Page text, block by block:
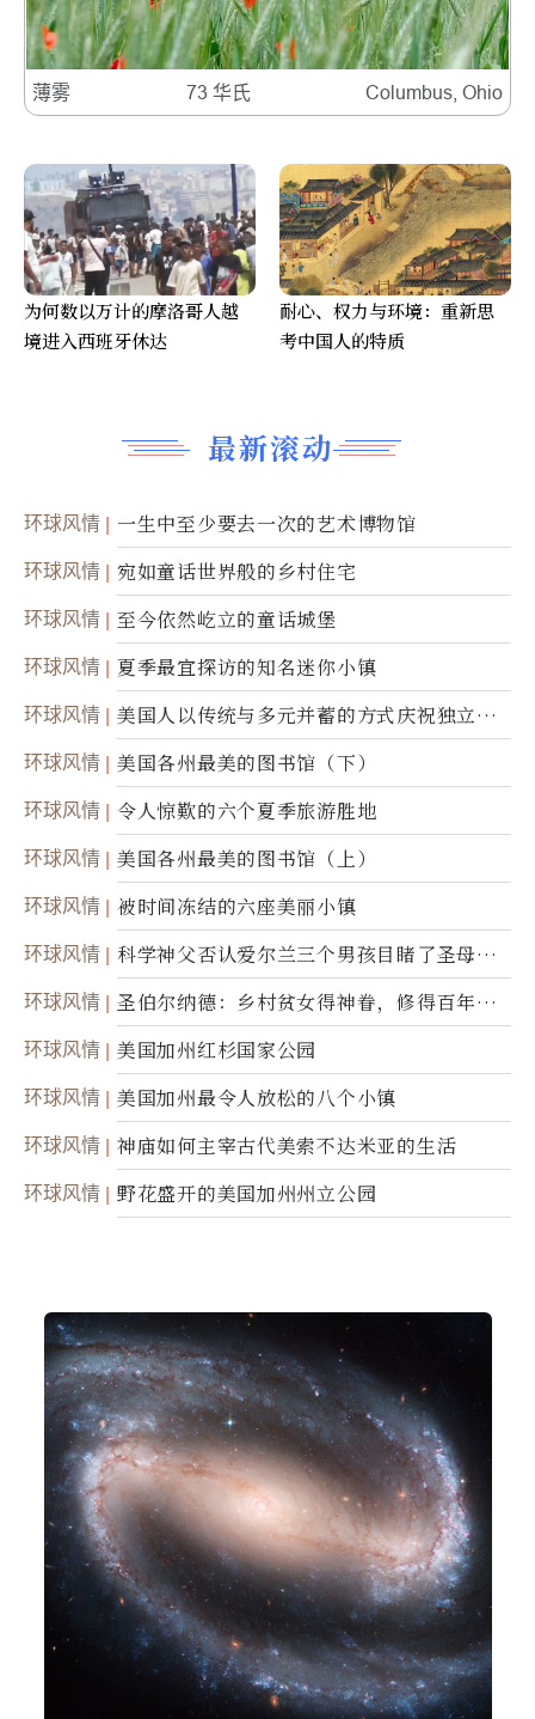
薄雾 73 华氏 Columbus, Ohio
最新滚动
环球风情 一生中至少要去一次的艺术博物馆
环球风情 宛如童话世界般的乡村住宅
环球风情 至今依然屹立的童话城堡
环球风情 夏季最宜探访的知名迷你小镇
环球风情
美国人以传统与多元并蓄的方式庆祝独立日2
50周年
环球风情 美国各州最美的图书馆（下）
环球风情 令人惊歎的六个夏季旅游胜地
环球风情 美国各州最美的图书馆（上）
环球风情 被时间冻结的六座美丽小镇
环球风情
科学神父否认爱尔兰三个男孩目睹了圣母显
灵
环球风情
圣伯尔纳德：乡村贫女得神眷，修得百年不
腐身
环球风情 美国加州红杉国家公园
环球风情 美国加州最令人放松的八个小镇
环球风情 神庙如何主宰古代美索不达米亚的生活
环球风情 野花盛开的美国加州州立公园
为何数以万计的摩洛哥人越
境进入西班牙休达
耐心、权力与环境：重新思
考中国人的特质